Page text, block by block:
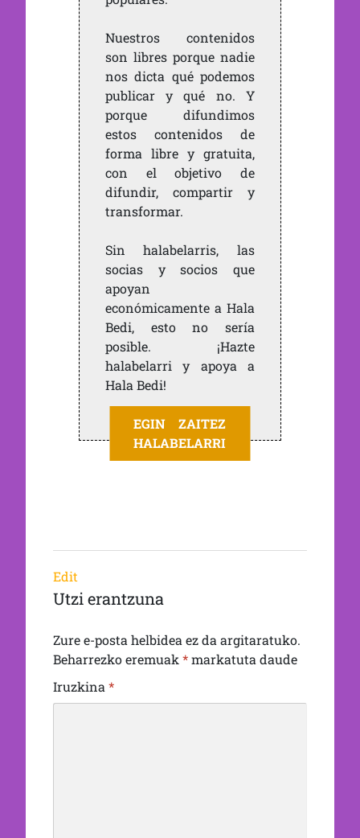
Nuestros contenidos
son libres porque nadie
nos dicta qué podemos
publicar y qué no. Y
porque difundimos
estos contenidos de
forma libre y gratuita,
con el objetivo de
difundir, compartir y
transformar.
Sin halabelarris, las
socias y socios que
apoyan
económicamente a Hala
Bedi, esto no sería
posible. ¡Hazte
halabelarri y apoya a
Hala Bedi!
EGIN ZAITEZ
HALABELARRI
Edit
Utzi erantzuna
Zure e-posta helbidea ez da argitaratuko.
Beharrezko eremuak *markatuta daude
Iruzkina *